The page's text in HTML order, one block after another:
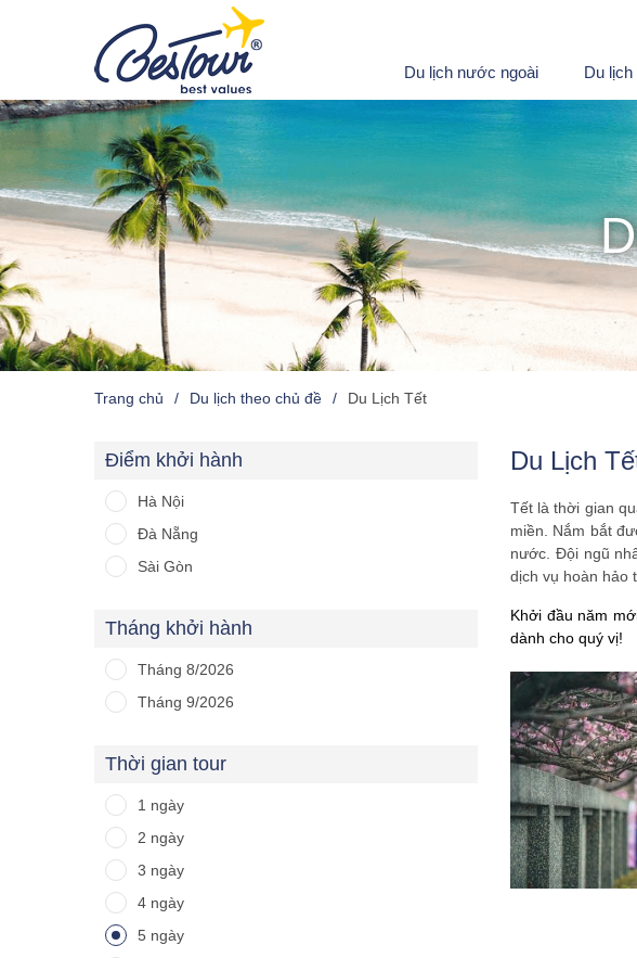
Du lịch nước ngoài Du
Trang chủ Du lịch theo chủ đề Du Lịch Tết
Điểm khởi hành
Hà Nội
Đà Nẵng
Sài Gòn
Tháng khởi hành
Tháng 8/2026
Tháng 9/2026
Thời gian tour
1 ngày
2 ngày
3 ngày
4 ngày
5 ngày
Du Lịch
Tết là thời gian
miền. Nắm bắt
nước. Đội ngũ
dịch vụ hoàn hảo
Khởi đầu năm
dành cho quý vị!